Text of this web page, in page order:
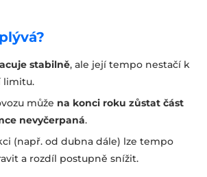
stabilně, ale její tempo nestačí k
limitu.
může na konci roku zůstat část
nevyčerpaná.
(např. od dubna dále) lze tempo
a rozdíl postupně snížit.